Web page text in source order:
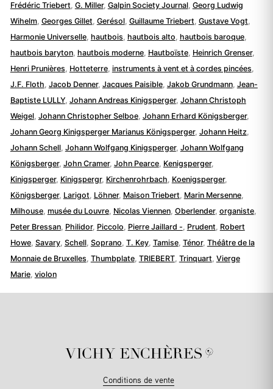
Frédéric Triebert, G. Miller, Galpin Society Journal, Georg Ludwig
Wihelm, Georges Gillet, Gerésol, Guillaume Triebert, Gustave Vogt,
Harmonie Universelle, hautbois, hautbois alto, hautbois baroque,
hautbois baryton, hautbois moderne, Hautboïste, Heinrich Grenser,
Henri Prunières, Hotteterre, instruments à vent et à cordes pincées,
J.F. Floth, Jacob Denner, Jacques Paisible, Jakob Grundmann, Jean-
Baptiste LULLY, Johann Andreas Kinigsperger, Johann Christoph
Weigel, Johann Christopher Selboe, Johann Erhard Königsberger,
Johann Georg Kinigsperger Marianus Königsperger, Johann Heitz,
Johann Schell, Johann Wolfgang Kinigsperger, Johann Wolfgang
Königsberger, John Cramer, John Pearce, Kenigsperger,
Kinigsperger, Kinigspergr, Kirchenrohrbach, Koenigsperger,
Königsberger, Larigot, Löhner, Maison Triebert, Marin Mersenne,
Milhouse, musée du Louvre, Nicolas Viennen, Oberlender, organiste,
Peter Bressan, Philidor, Piccolo, Pierre Jaillard -, Prudent, Robert
Howe, Savary, Schell, Soprano, T. Key, Tamise, Ténor, Théâtre de la
Monnaie de Bruxelles, Thumbplate, TRIEBERT, Trinquart, Vierge
Marie, violon
Conditions de vente